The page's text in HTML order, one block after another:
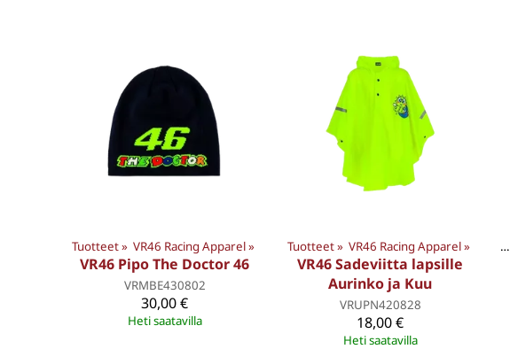
Tuotteet‪» VR46 Racing Apparel‪»
VR46 Pipo The Doctor 46
VRMBE430802
30,00 €
Heti saatavilla
Tuotteet‪» VR46 Racing Apparel‪»
VR46 Sadeviitta lapsille
Aurinko ja Kuu
VRUPN420828
18,00 €
Heti saatavilla
Tuotteet‪» VR46 Racing Apparel